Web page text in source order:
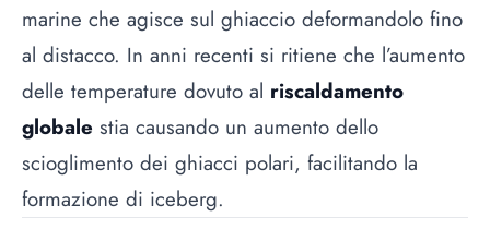
marine che agisce sul ghiaccio deformandolo fino
al distacco. In anni recenti si ritiene che l’aumento
delle temperature dovuto al riscaldamento
globale stia causando un aumento dello
scioglimento dei ghiacci polari, facilitando la
formazione di iceberg.